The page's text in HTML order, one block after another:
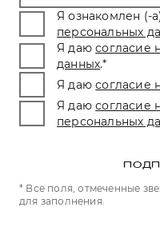
Я ознакомлен (-
персональных
Я даю согласие
данных.*
Я даю согласие
Я даю согласие
персональных
* Все поля, отмеченные
для заполнения.